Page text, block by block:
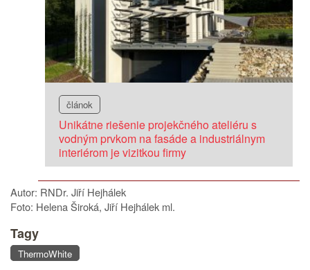
článok
Unikátne riešenie projekčného ateliéru s
vodným prvkom na fasáde a industriálnym
interiérom je vizitkou firmy
Autor: RNDr. Jiří Hejhálek
Foto: Helena Široká, Jiří Hejhálek ml.
Tagy
ThermoWhite